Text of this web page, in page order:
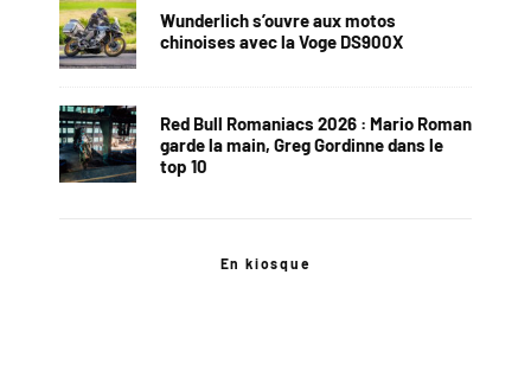
Wunderlich s’ouvre aux motos
chinoises avec la Voge DS900X
Red Bull Romaniacs 2026 : Mario Roman
garde la main, Greg Gordinne dans le
top 10
En kiosque